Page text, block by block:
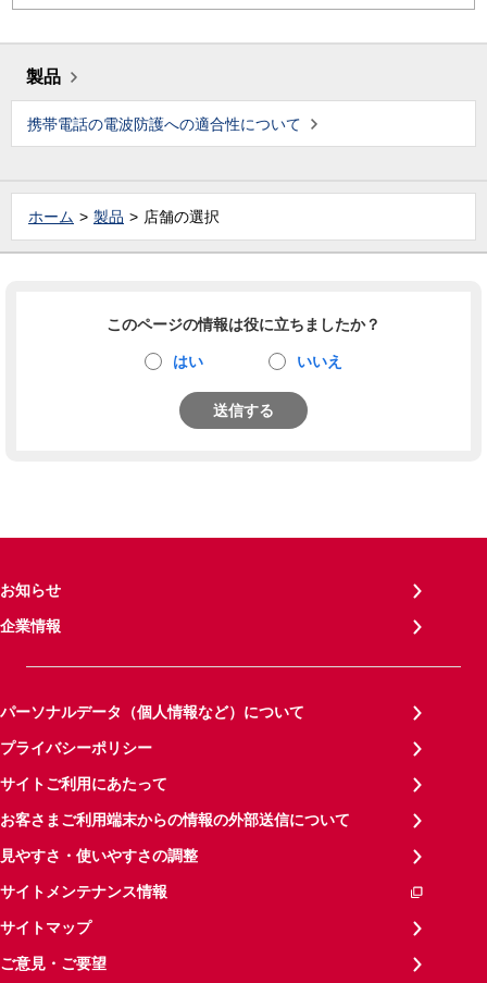
製品
携帯電話の電波防護への適合性について
ホーム 製品 店舗の選択
このページの情報は役に立ちましたか？
はい いいえ
送信する
お知らせ
企業情報
パーソナルデータ（個人情報など）について
プライバシーポリシー
サイトご利用にあたって
お客さまご利用端末からの情報の外部送信について
見やすさ・使いやすさの調整
サイトメンテナンス情報
サイトマップ
ご意見・ご要望